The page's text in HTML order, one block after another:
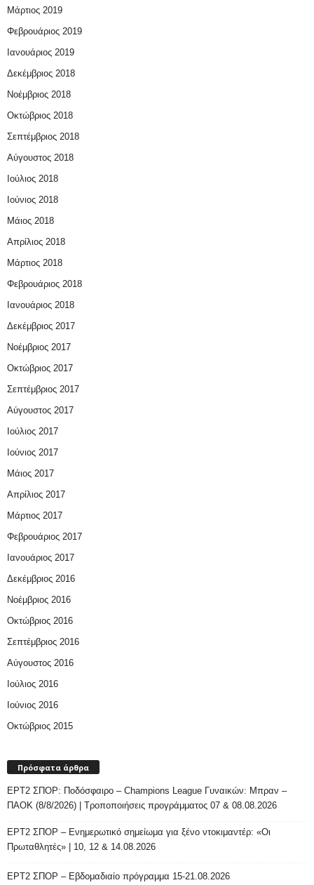
Μάρτιος 2019
Φεβρουάριος 2019
Ιανουάριος 2019
Δεκέμβριος 2018
Νοέμβριος 2018
Οκτώβριος 2018
Σεπτέμβριος 2018
Αύγουστος 2018
Ιούλιος 2018
Ιούνιος 2018
Μάιος 2018
Απρίλιος 2018
Μάρτιος 2018
Φεβρουάριος 2018
Ιανουάριος 2018
Δεκέμβριος 2017
Νοέμβριος 2017
Οκτώβριος 2017
Σεπτέμβριος 2017
Αύγουστος 2017
Ιούλιος 2017
Ιούνιος 2017
Μάιος 2017
Απρίλιος 2017
Μάρτιος 2017
Φεβρουάριος 2017
Ιανουάριος 2017
Δεκέμβριος 2016
Νοέμβριος 2016
Οκτώβριος 2016
Σεπτέμβριος 2016
Αύγουστος 2016
Ιούλιος 2016
Ιούνιος 2016
Οκτώβριος 2015
Πρόσφατα άρθρα
ΕΡΤ2 ΣΠΟΡ: Ποδόσφαιρο – Champions League Γυναικών: Μπραν –
ΠΑΟΚ (8/8/2026) | Τροποποιήσεις προγράμματος 07 & 08.08.2026
ΕΡΤ2 ΣΠΟΡ – Ενημερωτικό σημείωμα για ξένο ντοκιμαντέρ: «Οι
Πρωταθλητές» | 10, 12 & 14.08.2026
ΕΡΤ2 ΣΠΟΡ – Εβδομαδιαίο πρόγραμμα 15-21.08.2026